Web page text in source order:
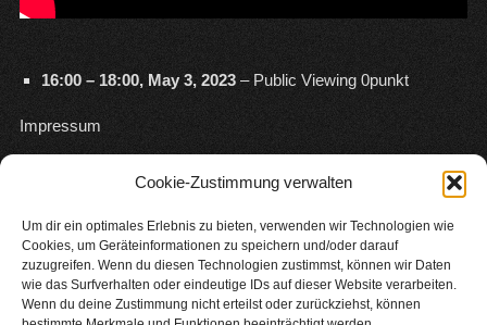
Cookie-Zustimmung verwalten
Um dir ein optimales Erlebnis zu bieten, verwenden wir Technologien wie
Cookies, um Geräteinformationen zu speichern und/oder darauf
zuzugreifen. Wenn du diesen Technologien zustimmst, können wir Daten
wie das Surfverhalten oder eindeutige IDs auf dieser Website verarbeiten.
Wenn du deine Zustimmung nicht erteilst oder zurückziehst, können
16:00 – 18:00, May 3, 2023– Public Viewing 0punkt
Impressum
Follow Us!
Email